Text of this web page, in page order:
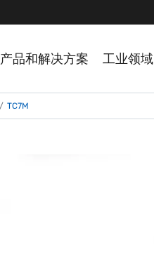
产品和解决方案 工业领域
TC7M